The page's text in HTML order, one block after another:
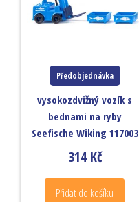
Předobjednávka
vysokozdvižný vozík s
bednami na ryby
Seefische Wiking 117003
314Kč
Přidat do košíku